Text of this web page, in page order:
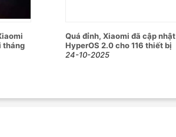
tháng
Quá đỉnh, Xiaomi đã cập nhật
HyperOS 2.0 cho 116 thiết bị
24-10-2025